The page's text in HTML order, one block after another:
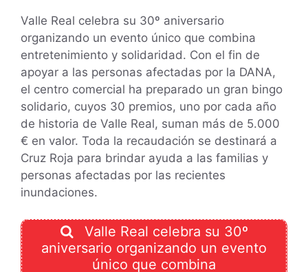
Valle Real celebra su 30º aniversario
organizando un evento único que combina
entretenimiento y solidaridad. Con el fin de
apoyar a las personas afectadas por la DANA,
el centro comercial ha preparado un gran bingo
solidario, cuyos 30 premios, uno por cada año
de historia de Valle Real, suman más de 5.000
€ en valor. Toda la recaudación se destinará a
Cruz Roja para brindar ayuda a las familias y
personas afectadas por las recientes
inundaciones.
Valle Real celebra su 30º
aniversario organizando un evento
único que combina